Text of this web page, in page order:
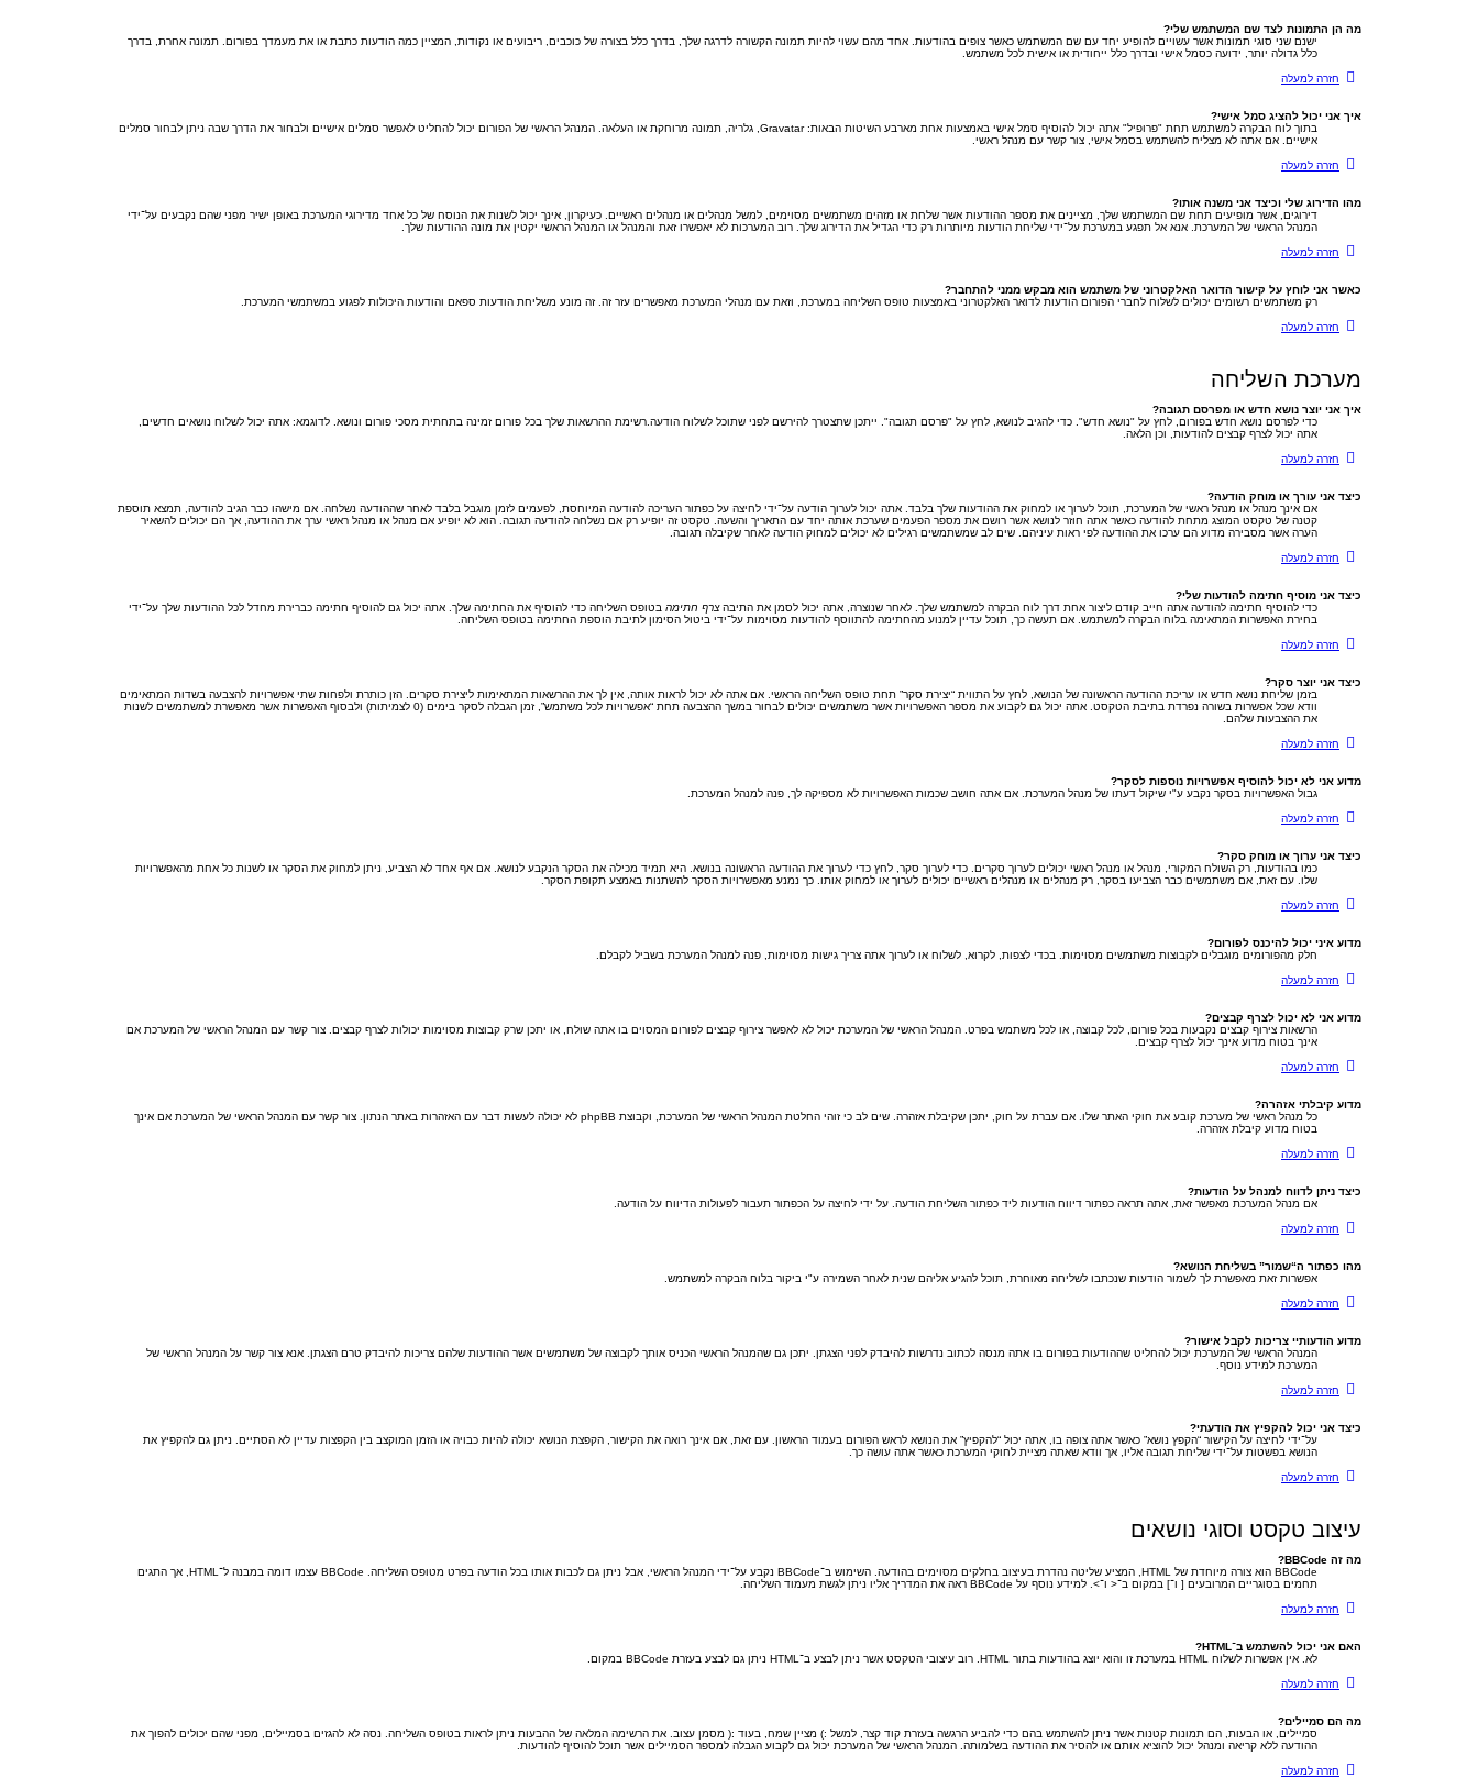
מה הן התמונות לצד שם המשתמש שלי?
ישנם שני סוגי תמונות אשר עשויים להופיע יחד עם שם המשתמש כאשר צופים בהודעות. אחד מהם עשוי להיות תמונה הקשורה לדרגה שלך, בדרך כלל בצורה של כוכבים, ריבועים או נקודות, המציין כמה הודעות כתבת או את מעמדך בפורום. תמונה אחרת, בדרך
כלל גדולה יותר, ידועה כסמל אישי ובדרך כלל ייחודית או אישית לכל משתמש.
חזרה למעלה
איך אני יכול להציג סמל אישי?
בתוך לוח הבקרה למשתמש תחת "פרופיל" אתה יכול להוסיף סמל אישי באמצעות אחת מארבע השיטות הבאות: Gravatar, גלריה, תמונה מרוחקת או העלאה. המנהל הראשי של הפורום יכול להחליט לאפשר סמלים אישיים ולבחור את הדרך שבה ניתן לבחור סמלים
אישיים. אם אתה לא מצליח להשתמש בסמל אישי, צור קשר עם מנהל ראשי.
חזרה למעלה
מהו הדירוג שלי וכיצד אני משנה אותו?
דירוגים, אשר מופיעים תחת שם המשתמש שלך, מציינים את מספר ההודעות אשר שלחת או מזהים משתמשים מסוימים, למשל מנהלים או מנהלים ראשיים. כעיקרון, אינך יכול לשנות את הנוסח של כל אחד מדירוגי המערכת באופן ישיר מפני שהם נקבעים על־ידי
המנהל הראשי של המערכת. אנא אל תפגע במערכת על־ידי שליחת הודעות מיותרות רק כדי הגדיל את הדירוג שלך. רוב המערכות לא יאפשרו זאת והמנהל או המנהל הראשי יקטין את מונה ההודעות שלך.
חזרה למעלה
כאשר אני לוחץ על קישור הדואר האלקטרוני של משתמש הוא מבקש ממני להתחבר?
רק משתמשים רשומים יכולים לשלוח לחברי הפורום הודעות לדואר האלקטרוני באמצעות טופס השליחה במערכת, וזאת עם מנהלי המערכת מאפשרים עזר זה. זה מונע משליחת הודעות ספאם והודעות היכולות לפגוע במשתמשי המערכת.
חזרה למעלה
מערכת השליחה
איך אני יוצר נושא חדש או מפרסם תגובה?
כדי לפרסם נושא חדש בפורום, לחץ על "נושא חדש". כדי להגיב לנושא, לחץ על "פרסם תגובה". ייתכן שתצטרך להירשם לפני שתוכל לשלוח הודעה.רשימת ההרשאות שלך בכל פורום זמינה בתחתית מסכי פורום ונושא. לדוגמא: אתה יכול לשלוח נושאים חדשים,
אתה יכול לצרף קבצים להודעות, וכן הלאה.
חזרה למעלה
כיצד אני עורך או מוחק הודעה?
אם אינך מנהל או מנהל ראשי של המערכת, תוכל לערוך או למחוק את ההודעות שלך בלבד. אתה יכול לערוך הודעה על־ידי לחיצה על כפתור העריכה להודעה המיוחסת, לפעמים לזמן מוגבל בלבד לאחר שההודעה נשלחה. אם מישהו כבר הגיב להודעה, תמצא תוספת
קטנה של טקסט המוצג מתחת להודעה כאשר אתה חוזר לנושא אשר רושם את מספר הפעמים שערכת אותה יחד עם התאריך והשעה. טקסט זה יופיע רק אם נשלחה להודעה תגובה. הוא לא יופיע אם מנהל או מנהל ראשי ערך את ההודעה, אך הם יכולים להשאיר
הערה אשר מסבירה מדוע הם ערכו את ההודעה לפי ראות עיניהם. שים לב שמשתמשים רגילים לא יכולים למחוק הודעה לאחר שקיבלה תגובה.
חזרה למעלה
כיצד אני מוסיף חתימה להודעות שלי?
כדי להוסיף חתימה להודעה אתה חייב קודם ליצור אחת דרך לוח הבקרה למשתמש שלך. לאחר שנוצרה, אתה יכול לסמן את התיבהצרף חתימה בטופס השליחה כדי להוסיף את החתימה שלך. אתה יכול גם להוסיף חתימה כברירת מחדל לכל ההודעות שלך על־ידי
בחירת האפשרות המתאימה בלוח הבקרה למשתמש. אם תעשה כך, תוכל עדיין למנוע מהחתימה להתווסף להודעות מסוימות על־ידי ביטול הסימון לתיבת הוספת החתימה בטופס השליחה.
חזרה למעלה
כיצד אני יוצר סקר?
בזמן שליחת נושא חדש או עריכת ההודעה הראשונה של הנושא, לחץ על התווית “יצירת סקר” תחת טופס השליחה הראשי. אם אתה לא יכול לראות אותה, אין לך את ההרשאות המתאימות ליצירת סקרים. הזן כותרת ולפחות שתי אפשרויות להצבעה בשדות המתאימים
וודא שכל אפשרות בשורה נפרדת בתיבת הטקסט. אתה יכול גם לקבוע את מספר האפשרויות אשר משתמשים יכולים לבחור במשך ההצבעה תחת “אפשרויות לכל משתמש”, זמן הגבלה לסקר בימים (0 לצמיתות) ולבסוף האפשרות אשר מאפשרת למשתמשים לשנות
את ההצבעות שלהם.
חזרה למעלה
מדוע אני לא יכול להוסיף אפשרויות נוספות לסקר?
גבול האפשרויות בסקר נקבע ע"י שיקול דעתו של מנהל המערכת. אם אתה חושב שכמות האפשרויות לא מספיקה לך, פנה למנהל המערכת.
חזרה למעלה
כיצד אני ערוך או מוחק סקר?
כמו בהודעות, רק השולח המקורי, מנהל או מנהל ראשי יכולים לערוך סקרים. כדי לערוך סקר, לחץ כדי לערוך את ההודעה הראשונה בנושא. היא תמיד מכילה את הסקר הנקבע לנושא. אם אף אחד לא הצביע, ניתן למחוק את הסקר או לשנות כל אחת מהאפשרויות
שלו. עם זאת, אם משתמשים כבר הצביעו בסקר, רק מנהלים או מנהלים ראשיים יכולים לערוך או למחוק אותו. כך נמנע מאפשרויות הסקר להשתנות באמצע תקופת הסקר.
חזרה למעלה
מדוע איני יכול להיכנס לפורום?
חלק מהפורומים מוגבלים לקבוצות משתמשים מסוימות. בכדי לצפות, לקרוא, לשלוח או לערוך אתה צריך גישות מסוימות, פנה למנהל המערכת בשביל לקבלם.
חזרה למעלה
מדוע אני לא יכול לצרף קבצים?
הרשאות צירוף קבצים נקבעות בכל פורום, לכל קבוצה, או לכל משתמש בפרט. המנהל הראשי של המערכת יכול לא לאפשר צירוף קבצים לפורום המסוים בו אתה שולח, או יתכן שרק קבוצות מסוימות יכולות לצרף קבצים. צור קשר עם המנהל הראשי של המערכת אם
אינך בטוח מדוע אינך יכול לצרף קבצים.
חזרה למעלה
מדוע קיבלתי אזהרה?
כל מנהל ראשי של מערכת קובע את חוקי האתר שלו. אם עברת על חוק, יתכן שקיבלת אזהרה. שים לב כי זוהי החלטת המנהל הראשי של המערכת, וקבוצת phpBB לא יכולה לעשות דבר עם האזהרות באתר הנתון. צור קשר עם המנהל הראשי של המערכת אם אינך
בטוח מדוע קיבלת אזהרה.
חזרה למעלה
כיצד ניתן לדווח למנהל על הודעות?
אם מנהל המערכת מאפשר זאת, אתה תראה כפתור דיווח הודעות ליד כפתור השליחת הודעה. על ידי לחיצה על הכפתור תעבור לפעולות הדיווח על הודעה.
חזרה למעלה
מהו כפתור ה“שמור” בשליחת הנושא?
אפשרות זאת מאפשרת לך לשמור הודעות שנכתבו לשליחה מאוחרת, תוכל להגיע אליהם שנית לאחר השמירה ע"י ביקור בלוח הבקרה למשתמש.
חזרה למעלה
מדוע הודעותיי צריכות לקבל אישור?
המנהל הראשי של המערכת יכול להחליט שההודעות בפורום בו אתה מנסה לכתוב נדרשות להיבדק לפני הצגתן. יתכן גם שהמנהל הראשי הכניס אותך לקבוצה של משתמשים אשר ההודעות שלהם צריכות להיבדק טרם הצגתן. אנא צור קשר על המנהל הראשי של
המערכת למידע נוסף.
חזרה למעלה
כיצד אני יכול להקפיץ את הודעתי?
על־ידי לחיצה על הקישור “הקפץ נושא” כאשר אתה צופה בו, אתה יכול “להקפיץ” את הנושא לראש הפורום בעמוד הראשון. עם זאת, אם אינך רואה את הקישור, הקפצת הנושא יכולה להיות כבויה או הזמן המוקצב בין הקפצות עדיין לא הסתיים. ניתן גם להקפיץ את
הנושא בפשטות על־ידי שליחת תגובה אליו, אך וודא שאתה מציית לחוקי המערכת כאשר אתה עושה כך.
חזרה למעלה
עיצוב טקסט וסוגי נושאים
מה זה BBCode?
BBCode הוא צורה מיוחדת של HTML, המציע שליטה נהדרת בעיצוב בחלקים מסוימים בהודעה. השימוש ב־BBCode נקבע על־ידי המנהל הראשי, אבל ניתן גם לכבות אותו בכל הודעה בפרט מטופס השליחה. BBCode עצמו דומה במבנה ל־HTML, אך התגים
תחמים בסוגריים המרובעים [ ו־] במקום ב־< ו־>. למידע נוסף על BBCode ראה את המדריך אליו ניתן לגשת מעמוד השליחה.
חזרה למעלה
האם אני יכול להשתמש ב־HTML?
לא. אין אפשרות לשלוח HTML במערכת זו והוא יוצג בהודעות בתור HTML. רוב עיצובי הטקסט אשר ניתן לבצע ב־HTML ניתן גם לבצע בעזרת BBCode במקום.
חזרה למעלה
מה הם סמיילים?
סמיילים, או הבעות, הם תמונות קטנות אשר ניתן להשתמש בהם כדי להביע הרגשה בעזרת קוד קצר, למשל :) מציין שמח, בעוד :( מסמן עצוב. את הרשימה המלאה של ההבעות ניתן לראות בטופס השליחה. נסה לא להגזים בסמיילים, מפני שהם יכולים להפוך את
ההודעה ללא קריאה ומנהל יכול להוציא אותם או להסיר את ההודעה בשלמותה. המנהל הראשי של המערכת יכול גם לקבוע הגבלה למספר הסמיילים אשר תוכל להוסיף להודעות.
חזרה למעלה